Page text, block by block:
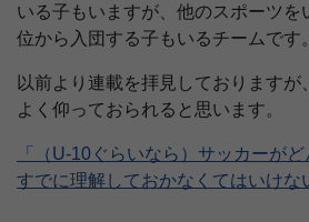
いる子もいますが、他のスポーツを
位から入団する子もいるチームです。
以前より連載を拝見しておりますが
よく仰っておられると思います。
「（U-10ぐらいなら）サッカーがど
すでに理解しておかなくてはいけな